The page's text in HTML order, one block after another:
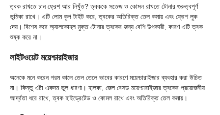
ত্বক রাখতে চান ফ্রেশ আর নিখুঁত? ত্বককে সতেজ ও কোমল রাখতে টোনার গুরুত্বপূর্ণ
ভূমিকা রাখে। এটি লোম কূপ টাইট করে, ত্বকের অতিরিক্ত তেল কমায় এবং ফ্রেশ লুক
দেয়। বিশেষ করে অ্যালকোহল মুক্ত টোনার ত্বকের জন্য বেশি উপকারী, কারণ এটি ত্বক
শুষ্ক করে না।
লাইটওয়েট ময়েশ্চারাইজার
অনেকে মনে করেন গরম কালে তেল তেলে ভাবের কারণে ময়েশ্চারাইজার ব্যবহার করা উচিত
না। কিন্তু এটা একদম ভুল ধারণা। হালকা, জেল বেসড ময়েশ্চারাইজার ত্বকের প্রয়োজনীয়
আর্দ্রতা ধরে রাখে, ত্বক হাইড্রেটেড ও কোমল রাখে এবং অতিরিক্ত তেল কমায়।